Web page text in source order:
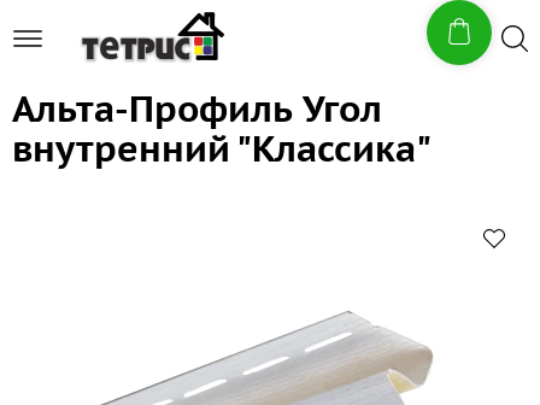
Альта-Профиль Угол
внутренний "Классика"